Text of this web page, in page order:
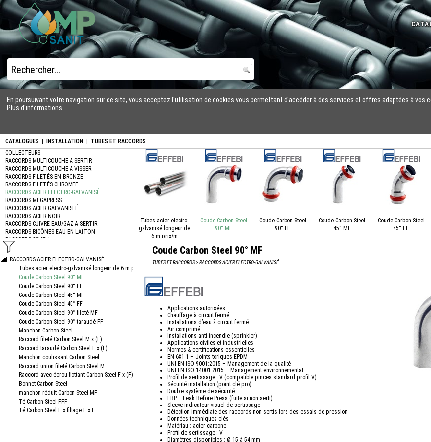
CATALOGUES INSTALLATION TUBES ET RACCORDS
En poursuivant votre navigation sur ce site, vous acceptez l'utilisation de cookies vous permettant d'accéder à des services et offres adaptées à vos
Plus d'informations
Tubes acier electro-
galvanisé longeur de
6 m prix/m
Coude Carbon Steel
90° MF
Coude Carbon Steel
90° FF
Coude Carbon Steel
45° MF
Coude Carbon Steel
45° FF